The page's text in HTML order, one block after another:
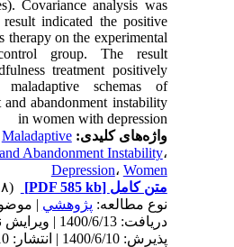
Covariance analysis was
result indicated the positive
therapy on the experimental
group. The result
treatment positively
maladaptive schemas of
and abandonment instability
in women with depression
واژه‌های کلیدی:
،Maladaptive
and Abandonment Instability
Depression،Women
متن کامل[PDF 585 kb]
نوع مطالعه:پژوهشي| موضوع
پذیرش: 1400/6/10 | انتشار: 1400/6/10